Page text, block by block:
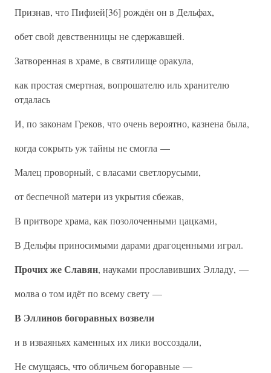
Признав, что Пифией[36] рождён он в Дельфах,
обет свой девственницы не сдержавшей.
Затворенная в храме, в святилище оракула,
как простая смертная, вопрошателю иль хранителю
отдалась
И, по законам Греков, что очень вероятно, казнена была,
когда сокрыть уж тайны не смогла —
Малец проворный, с власами светлорусыми,
от беспечной матери из укрытия сбежав,
В притворе храма, как позолоченными цацками,
В Дельфы приносимыми дарами драгоценными играл.
Прочих же Славян, науками прославивших Элладу, —
молва о том идёт по всему свету —
В Эллинов богоравных возвели
и в изваяньях каменных их лики воссоздали,
Не смущаясь, что обличьем богоравные —